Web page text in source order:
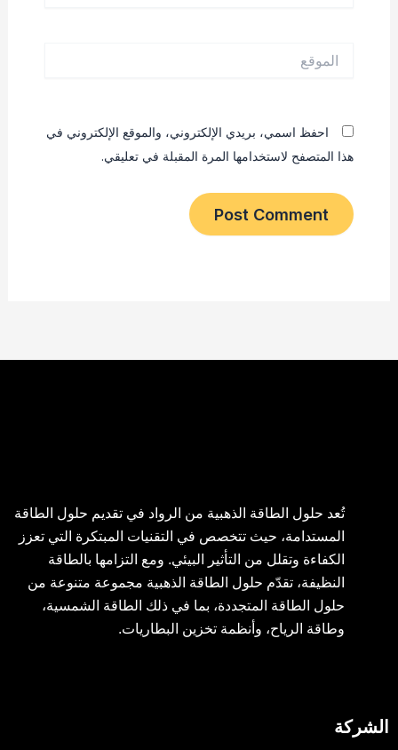
احفظ اسمي، بريدي الإلكتروني، والموقع الإلكتروني في
هذا المتصفح لاستخدامها المرة المقبلة في تعليقي.
تُعد حلول الطاقة الذهبية من الرواد في تقديم حلول الطاقة
المستدامة، حيث تتخصص في التقنيات المبتكرة التي تعزز
الكفاءة وتقلل من التأثير البيئي. ومع التزامها بالطاقة
النظيفة، تقدّم حلول الطاقة الذهبية مجموعة متنوعة من
حلول الطاقة المتجددة، بما في ذلك الطاقة الشمسية،
وطاقة الرياح، وأنظمة تخزين البطاريات.
الشركة